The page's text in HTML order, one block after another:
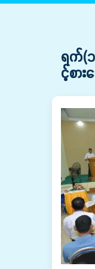
ရက်(
င့်စာ